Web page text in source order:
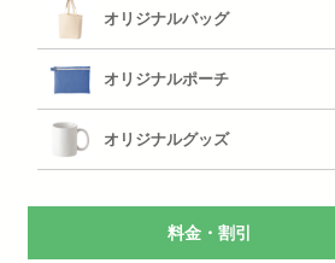
オリジナルバッグ
オリジナルポーチ
オリジナルグッズ
料金・割引